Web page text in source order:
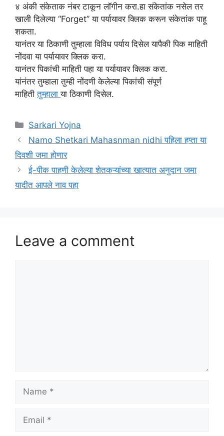
४ अंकी संकेताक नंबर टाकून लॉगीन करा.हा संकेतांक नसेल तर
खाली दिलेल्या “Forget” या पर्यायावर क्लिक करून संकेतांक पाहू
शकता.
यानंतर या ठिकाणी तुम्हाला विविध पर्याय दिसेल यापैकी पिक माहिती
नोंदवा या पर्यायावर क्लिक करा.
यानंतर पिकांची माहिती पहा या पर्यायावर क्लिक करा.
यांनंतर तुम्हाला तुम्ही नोंदणी केलेल्या पिकांची संपूर्ण
माहितीतुम्हालाया ठिकाणी दिसेल.
Categories
Sarkari Yojna
Namo Shetkari Mahasnman nidhi पहिला हप्ता या
दिवशी जमा होणार
ई-पीक पाहणी केलेल्या शेतकऱ्यांच्या खात्यात अनुदान जमा
यादीत आपले नाव पहा
Leave a comment
Name
Email